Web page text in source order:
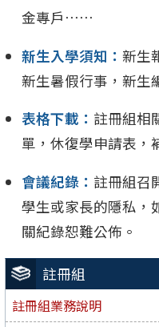
註冊組
註冊組業務說明
金專戶⋯⋯
新生入學須知：新生
新生暑假行事，新
表格下載： 註冊組相
單，休復學申請表
會議紀錄： 註冊組召
學生或家長的隱私，
關紀錄恕難公佈。